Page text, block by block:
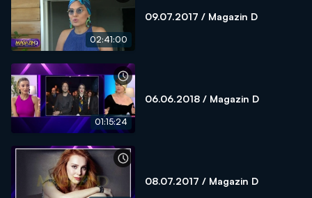
02:41:00
09.07.2017 / Magazin D
01:15:24
06.06.2018 / Magazin D
08.07.2017 / Magazin D